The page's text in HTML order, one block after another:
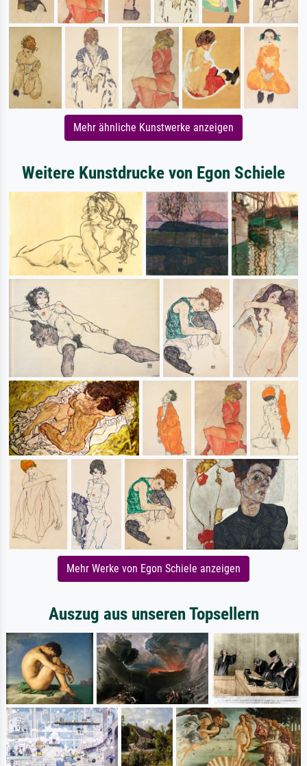
Mehr ähnliche Kunstwerke anzeigen
Weitere Kunstdrucke von Egon Schiele
Mehr Werke von Egon Schiele anzeigen
Auszug aus unseren Topsellern